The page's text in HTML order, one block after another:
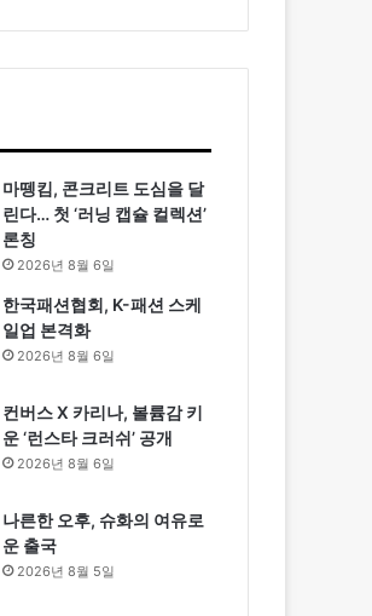
마뗑킴, 콘크리트 도심을 달
린다… 첫 ‘러닝 캡슐 컬렉션’
론칭
2026년 8월 6일
한국패션협회, K-패션 스케
일업 본격화
2026년 8월 6일
컨버스 X 카리나, 볼륨감 키
운 ‘런스타 크러쉬’ 공개
2026년 8월 6일
나른한 오후, 슈화의 여유로
운 출국
2026년 8월 5일